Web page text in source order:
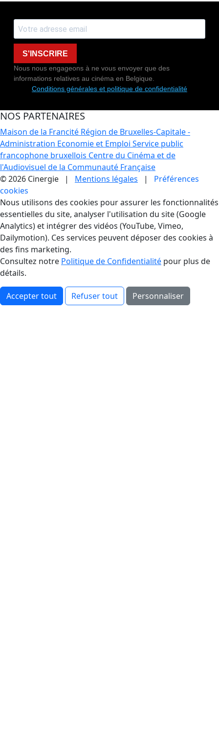
S'INSCRIRE
Nous nous engageons à ne vous envoyer que des
informations relatives au cinéma en Belgique.
Conditions générales et politique de confidentialité
NOS PARTENAIRES
Maison de la Francité Région de Bruxelles-Capitale -
Administration Economie et Emploi Service public
francophone bruxellois Centre du Cinéma et de
l'Audiovisuel de la Communauté Française
© 2026 Cinergie | Mentions légales | Préférences
cookies
Gestion des Cookies
Nous utilisons des cookies pour assurer les fonctionnalités
essentielles du site, analyser l'utilisation du site (Google
Analytics) et intégrer des vidéos (YouTube, Vimeo,
Dailymotion). Ces services peuvent déposer des cookies à
des fins marketing.
Consultez notre Politique de Confidentialité pour plus de
détails.
Accepter tout Refuser tout Personnaliser